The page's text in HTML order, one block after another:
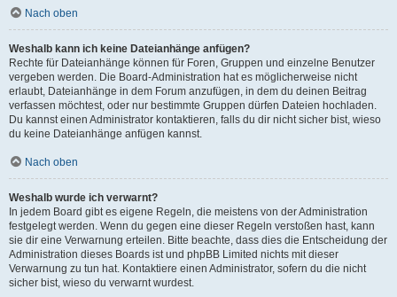
Nach oben
Weshalb kann ich keine Dateianhänge anfügen?
Rechte für Dateianhänge können für Foren, Gruppen und einzelne Benutzer
vergeben werden. Die Board-Administration hat es möglicherweise nicht
erlaubt, Dateianhänge in dem Forum anzufügen, in dem du deinen Beitrag
verfassen möchtest, oder nur bestimmte Gruppen dürfen Dateien hochladen.
Du kannst einen Administrator kontaktieren, falls du dir nicht sicher bist, wieso
du keine Dateianhänge anfügen kannst.
Nach oben
Weshalb wurde ich verwarnt?
In jedem Board gibt es eigene Regeln, die meistens von der Administration
festgelegt werden. Wenn du gegen eine dieser Regeln verstoßen hast, kann
sie dir eine Verwarnung erteilen. Bitte beachte, dass dies die Entscheidung der
Administration dieses Boards ist und phpBB Limited nichts mit dieser
Verwarnung zu tun hat. Kontaktiere einen Administrator, sofern du die nicht
sicher bist, wieso du verwarnt wurdest.